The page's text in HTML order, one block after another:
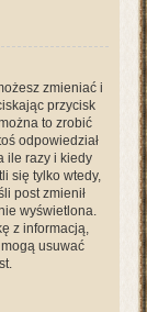
zmieniać i
przycisk
to zrobić
odpowiedział
ile razy i kiedy
się tylko wtedy,
post zmienił
wyświetlona.
z informacją,
usuwać